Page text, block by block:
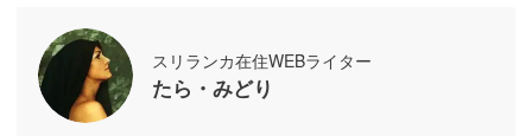
スリランカ在住WEBライター
たら・みどり